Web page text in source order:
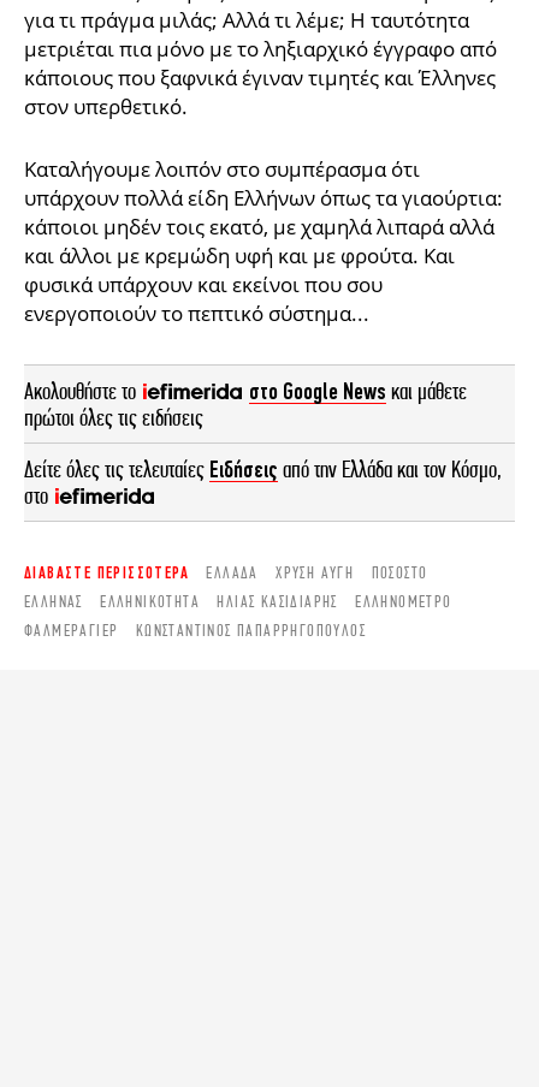
για τι πράγμα μιλάς; Αλλά τι λέμε; Η ταυτότητα
μετριέται πια μόνο με το ληξιαρχικό έγγραφο από
κάποιους που ξαφνικά έγιναν τιμητές και Έλληνες
στον υπερθετικό.
Καταλήγουμε λοιπόν στο συμπέρασμα ότι
υπάρχουν πολλά είδη Ελλήνων όπως τα γιαούρτια:
κάποιοι μηδέν τοις εκατό, με χαμηλά λιπαρά αλλά
και άλλοι με κρεμώδη υφή και με φρούτα. Και
φυσικά υπάρχουν και εκείνοι που σου
ενεργοποιούν το πεπτικό σύστημα...
Ακολουθήστε το στο Google News και μάθετε
πρώτοι όλες τις ειδήσεις
Δείτε όλες τις τελευταίες Ειδήσεις από την Ελλάδα και τον Κόσμο,
στο
ΔΙΑΒΑΣΤΕ ΠΕΡΙΣΣΟΤΕΡΑ ΕΛΛΆΔΑ ΧΡΥΣΉ ΑΥΓΉ
ΠΟΣΟΣΤΌ
ΈΛΛΗΝΑΣ
ΕΛΛΗΝΙΚΌΤΗΤΑ ΗΛΊΑΣ ΚΑΣΙΔΙΆΡΗΣ
ΕΛΛΗΝΌΜΕΤΡΟ
ΦΑΛΜΕΡΆΓΙΕΡ
ΚΩΝΣΤΑΝΤΊΝΟΣ ΠΑΠΑΡΡΗΓΌΠΟΥΛΟΣ